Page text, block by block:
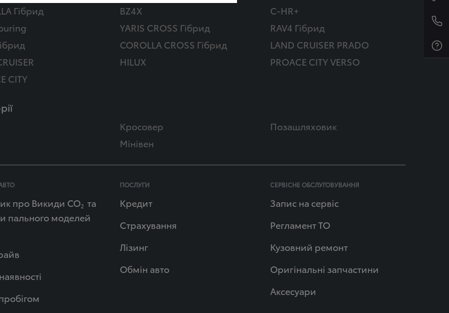
Гібрид
BZ4X
C-HR+
YARIS CROSS Гібрид
RAV4 Гібрид
COROLLA CROSS Гібрид
LAND CRUISER PRADO
HILUX
PROACE CITY VERSO
CITY
Кросовер
Позашляховик
Мінівен
про Викиди СО2 та
пального моделей
ПОСЛУГИ
Кредит
Страхування
Лізинг
Обмін авто
СЕРВІСНЕ ОБСЛУГОВУВАННЯ
Запис на сервіс
Регламент ТО
Кузовний ремонт
Оригінальні запчастини
Аксесуари